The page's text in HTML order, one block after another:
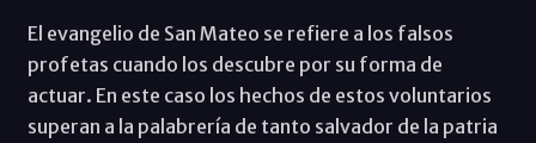
El evangelio de San Mateo se refiere a los falsos
profetas cuando los descubre por su forma de
actuar. En este caso los hechos de estos voluntarios
superan a la palabrería de tanto salvador de la patria